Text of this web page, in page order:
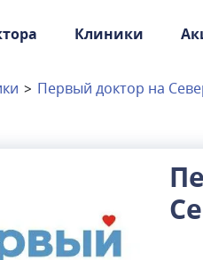
Клиники
область
> Первый доктор на